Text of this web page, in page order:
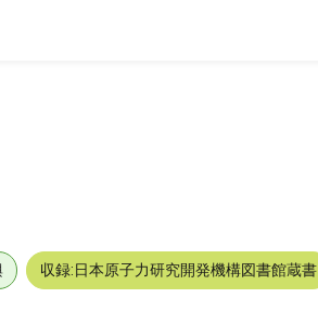
収録:日本原子力研究開発機構図書館蔵書